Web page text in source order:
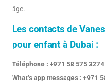
âge.
Les contacts de
pour enfant à Dubai :
Téléphone : +971 58 575 3274
What’s app messages : +971